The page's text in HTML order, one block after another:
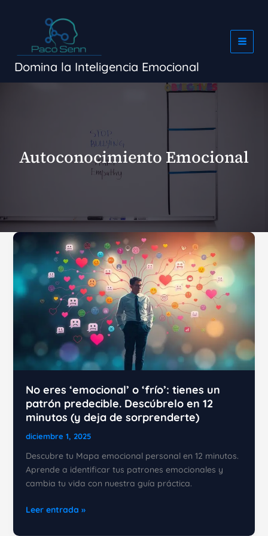
Domina la Inteligencia Emocional
Autoconocimiento Emocional
No eres ‘emocional’ o ‘frío’: tienes un
patrón predecible. Descúbrelo en 12
minutos (y deja de sorprenderte)
diciembre 1, 2025
Descubre tu Mapa emocional personal en 12 minutos.
Aprende a identificar tus patrones emocionales y
cambia tu vida con nuestra guía práctica.
No
Leer entrada »